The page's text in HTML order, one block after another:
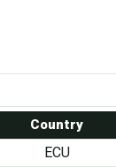
Country
ECU